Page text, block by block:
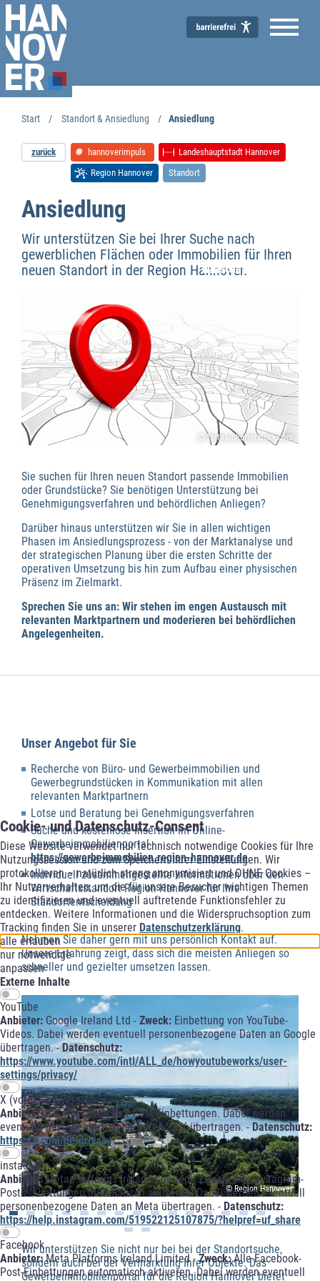
Cookie- und Datenschutz-Consent
Diese Website verwendet nur technisch notwendige Cookies für Ihre
Nutzungssession und zum Speichern Ihrer Einstellungen. Wir
protokollieren – natürlich streng anonymisiert und OHNE Cookies –
Ihr Nutzerverhalten, um die für unsere Besucher wichtigen Themen
zu identifizieren und eventuell auftretende Funktionsfehler zu
entdecken. Weitere Informationen und die Widerspruchsoption zum
Tracking finden Sie in unserer Datenschutzerklärung.
alle erlauben
nur notwendige
anpassen
Externe Inhalte
YouTube
Anbieter: Google Ireland Ltd - Zweck: Einbettung von YouTube-
Videos. Dabei werden eventuell personenbezogene Daten an Google
übertragen. -Datenschutz:
https://www.youtube.com/intl/ALL_de/howyoutubeworks/user-
settings/privacy/
X (vormals Twitter)
Anbieter:X Corp. -Zweck:X-Post-Einbettungen. Dabei werden
eventuell personenbezogene Daten an X übertragen. -Datenschutz:
https://x.com/de/privacy
instagram
Anbieter:Meta Platforms Ireland Limited -Zweck:Alle Instagram-
Post-Einbettungen automatisch aktiveren. Dabei werden eventuell
personenbezogene Daten an Meta übertragen. - Datenschutz:
https://help.instagram.com/519522125107875/?helpref=uf_share
Facebook
Anbieter:Meta Platforms Ireland Limited -Zweck:Alle Facebook-
Post-Einbettungen automatisch aktiveren. Dabei werden eventuell
Wirtschaftsförderung
Start Standort & Ansiedlung Ansiedlung
zurück hannoverimpuls
Landeshauptstadt Hannover
Region Hannover
Standort
Ansiedlung
Wir unterstützen Sie bei Ihrer Suche nach
gewerblichen Flächen oder Immobilien für Ihren
neuen Standort in der Region Hannover.
© Tartila/Shutterstock.com
Sie suchen für Ihren neuen Standort passende Immobilien
oder Grundstücke? Sie benötigen Unterstützung bei
Genehmigungsverfahren und behördlichen Anliegen?
Darüber hinaus unterstützen wir Sie in allen wichtigen
Phasen im Ansiedlungsprozess - von der Marktanalyse und
der strategischen Planung über die ersten Schritte der
operativen Umsetzung bis hin zum Aufbau einer physischen
Präsenz im Zielmarkt.
Sprechen Sie uns an: Wir stehen im engen Austausch mit
relevanten Marktpartnern und moderieren bei behördlichen
Angelegenheiten.
Unser Angebot für Sie
Recherche von Büro- und Gewerbeimmobilien und
Gewerbegrundstücken in Kommunikation mit allen
relevanten Marktpartnern
Lotse und Beratung bei Genehmigungsverfahren
Suche und kostenlose Insertion im Online-
Gewerbeimmobilienportal
https://gewerbeimmobilien.region-hannover.de
Individuell zusammengestellte Informationen über den
Wirtschaftsstandort Region Hannover für Ihre
Standortentscheidung
Nehmen Sie daher gern mit uns persönlich Kontakt auf.
Unsere Erfahrung zeigt, dass sich die meisten Anliegen so
schneller und gezielter umsetzen lassen.
© Region Hannover
Wir unterstützen Sie nicht nur bei bei der Standortsuche,
sondern auch bei der Vermarktung Ihrer Objekte. Das
Gewerbeimmobilienportal für die Region Hannover bietet